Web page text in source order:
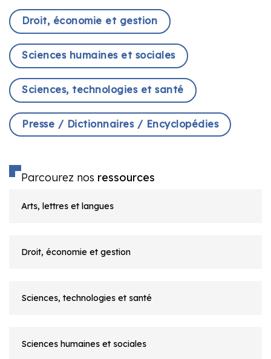
Droit, économie et gestion
Sciences humaines et sociales
Sciences, technologies et santé
Presse / Dictionnaires / Encyclopédies
Parcourez nos ressources
Arts, lettres et langues
Droit, économie et gestion
Sciences, technologies et santé
Sciences humaines et sociales